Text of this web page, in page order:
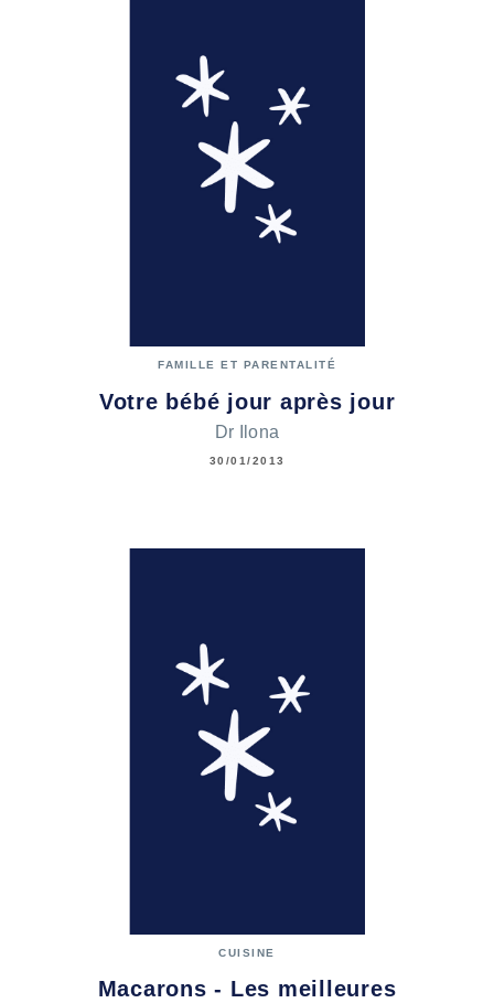
FAMILLE ET PARENTALITÉ
Votre bébé jour après jour
Dr Ilona
30/01/2013
CUISINE
Macarons - Les meilleures